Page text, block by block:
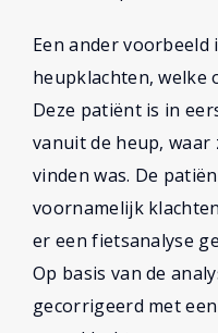
Een ander
heupklachten, welke
Deze patiënt is in
vanuit de heup,
vinden was. De
voornamelijk
er een fietsanalyse
Op basis van de
gecorrigeerd met